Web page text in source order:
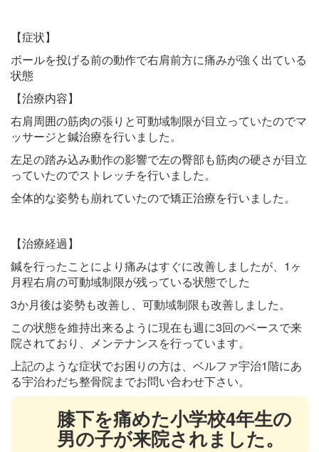
【症状】
ボールを投げる前の動作で右肩前方に痛みが強く出ている
状態
【治療内容】
右肩周囲の筋肉の張りと可動域制限が目立っていたのでマ
ッサージと鍼治療を行いました。
左足の踏み込み動作の影響で左の臀部も筋肉の硬さが目立
っていたのでストレッチを行いました。
全体的な姿勢も崩れていたので矯正治療を行いました。
【治療経過】
鍼を行ったことにより痛みはすぐに改善しましたが、1ヶ
月程右肩の可動域制限が残っている状態でした
3か月後は姿勢も改善し、可動域制限も改善しました。
この状態を維持出来るように現在も週に3回のペースで来
院されており、メンテナンスを行っています。
上記のような症状でお困りの方は、ベルファ宇治1階にあ
る宇治わだち整骨院までお問い合わせ下さい。
膝下を痛めた小学校4年生の
男の子が来院されました。